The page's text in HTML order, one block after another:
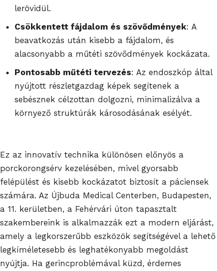
lerövidül.
Csökkentett fájdalom és szövődmények: A
beavatkozás után kisebb a fájdalom, és
alacsonyabb a műtéti szövődmények kockázata.
Pontosabb műtéti tervezés: Az endoszkóp által
nyújtott részletgazdag képek segítenek a
sebésznek célzottan dolgozni, minimalizálva a
környező struktúrák károsodásának esélyét.
Ez az innovatív technika különösen előnyös a
porckorongsérv kezelésében, mivel gyorsabb
felépülést és kisebb kockázatot biztosít a páciensek
számára. Az Újbuda Medical Centerben, Budapesten,
a 11. kerületben, a Fehérvári úton tapasztalt
szakembereink is alkalmazzák ezt a modern eljárást,
amely a legkorszerűbb eszközök segítségével a lehető
legkíméletesebb és leghatékonyabb megoldást
nyújtja. Ha gerincproblémával küzd, érdemes